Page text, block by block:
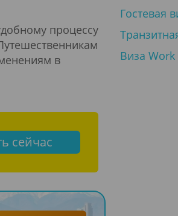
процессу
в
сейчас
Гостевая
Виза